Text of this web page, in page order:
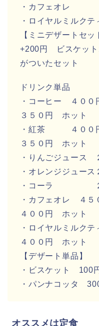
・カフェオレ
・ロイヤルミルク
【ミニデザートセッ
+200円 ビスケット
がついたセット
ドリンク単品
・コーヒー ４０
３５０円 ホット
・紅茶 ４００
３５０円 ホット
・りんごジュース
・オレンジジュース
・コーラ ２
・カフェオレ ４
４００円 ホット
・ロイヤルミルク
４００円 ホット
【デザート単品】
・ビスケット 100
・パンナコッタ
オススメは定食